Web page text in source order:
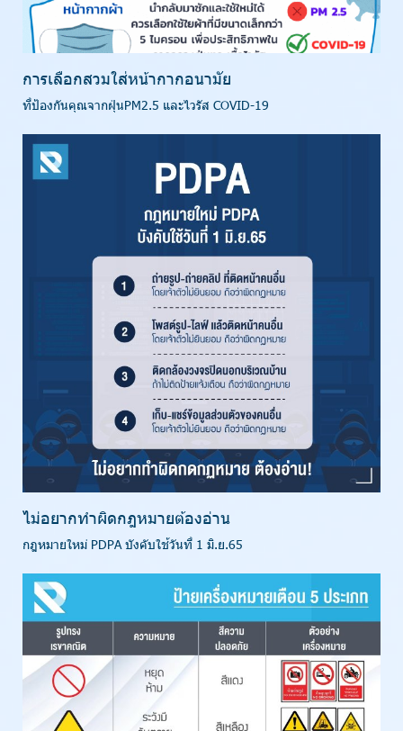
การเลือกสวมใส่หน้ากากอนามัย
ที่ป้องกันคุณจากฝุ่นPM2.5 และไวรัส COVID-19
ไม่อยากทำผิดกฎหมายต้องอ่าน
กฎหมายใหม่ PDPA บังคับใช้วันที่ 1 มิ.ย.65